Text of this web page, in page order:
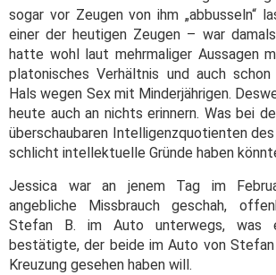
sogar vor Zeugen von ihm „abbusseln“
einer der heutigen Zeugen – war
hatte wohl laut mehrmaliger Aussagen
platonisches Verhältnis und auch
Hals wegen Sex mit Minderjährigen.
heute auch an nichts erinnern. Was bei
überschaubaren Intelligenzquotienten
schlicht intellektuelle Gründe haben
Jessica war an jenem Tag im
angebliche Missbrauch geschah,
Stefan B. im Auto unterwegs, was
bestätigte, der beide im Auto von
Kreuzung gesehen haben will.